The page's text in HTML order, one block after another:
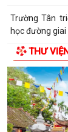
Tăng cường
bảo đảm an
Tăng cường
đảm an toàn
Sở Giáo dục
trung chuẩn
học...
THƯ